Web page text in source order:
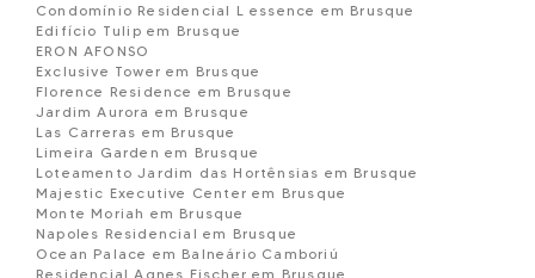
Condomínio Residencial L essence em Brusque
Edifício Tulip em Brusque
ERON AFONSO
Exclusive Tower em Brusque
Florence Residence em Brusque
Jardim Aurora em Brusque
Las Carreras em Brusque
Limeira Garden em Brusque
Loteamento Jardim das Hortênsias em Brusque
Majestic Executive Center em Brusque
Monte Moriah em Brusque
Napoles Residencial em Brusque
Ocean Palace em Balneário Camboriú
Residencial Agnes Fischer em Brusque